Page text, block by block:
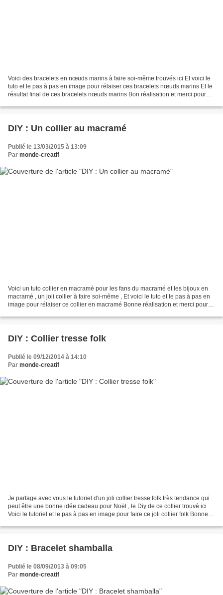
Voici des bracelets en nœuds marins à faire soi-même trouvés ici Et voici le
tuto et le pas à pas en image pour rélaiser ces bracelets nœuds marins Et le
résultat final de ces bracelets nœuds marins Bon réalisation et merci pour
DIY : Un collier au macramé
Publié le 13/03/2015 à 13:09
Par monde-creatif
Voici un tuto collier en macramé pour les fans du macramé et les bijoux en
macramé , un joli collier à faire soi-même , Et voici le tuto et le pas à pas en
image pour rélaiser ce collier en macramé Bonne réalisation et merci pour
DIY : Collier tresse folk
Publié le 09/12/2014 à 14:10
Par monde-creatif
Je partage avec vous le tutoriel d'un joli collier tresse folk très tendance qui
peut être une bonne idée cadeau pour Noël , le Diy de ce collier trouvé ici
Voici le tutoriel et le pas à pas en image pour faire ce joli collier folk Bonne
DIY : Bracelet shamballa
Publié le 08/09/2013 à 09:05
Par monde-creatif